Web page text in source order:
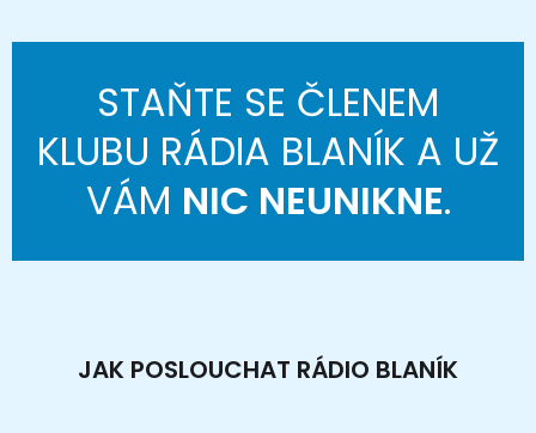
STAŇTE SE ČLENEM
KLUBU RÁDIA BLANÍK A UŽ
VÁM NIC NEUNIKNE.
JAK POSLOUCHAT RÁDIO BLANÍK